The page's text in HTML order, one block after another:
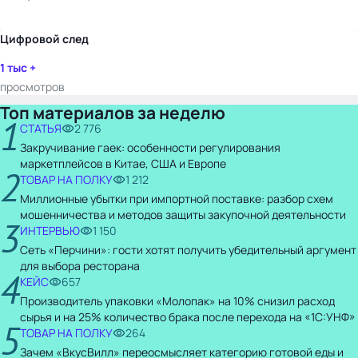
Цифровой след
1 тыс +
просмотров
Топ материалов за неделю
1 СТАТЬЯ
2 776
Закручивание гаек: особенности регулирования
маркетплейсов в Китае, США и Европе
2ТОВАР НА ПОЛКУ
1 212
Миллионные убытки при импортной поставке: разбор схем
мошенничества и методов защиты закупочной деятельности
3ИНТЕРВЬЮ
1 150
Сеть «Перчини»: гости хотят получить убедительный аргумент
для выбора ресторана
4КЕЙС
657
Производитель упаковки «Молопак» на 10% снизил расход
сырья и на 25% количество брака после перехода на «1С:УНФ»
5ТОВАР НА ПОЛКУ
264
Зачем «ВкусВилл» переосмысляет категорию готовой еды и